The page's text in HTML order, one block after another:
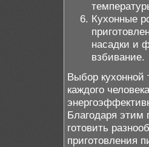
Кухонные
насадки и
взбивание.
Выбор кухонной
каждого
Благодаря этим
готовить
приготовления